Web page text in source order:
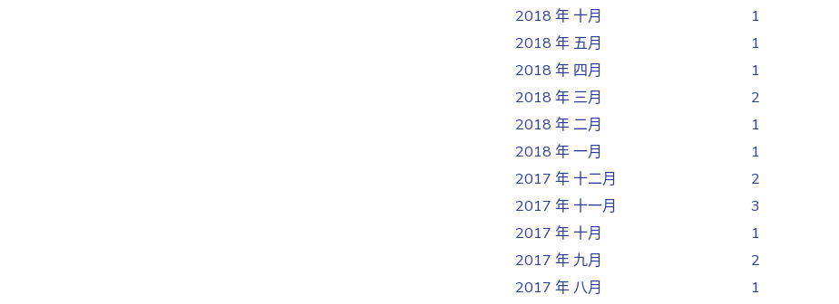
2018 年 十月
1
2018 年 五月
1
2018 年 四月
1
2018 年 三月
2
2018 年 二月
1
2018 年 一月
1
2017 年 十二月
2
2017 年 十一月
3
2017 年 十月
1
2017 年 九月
2
2017 年 八月
1